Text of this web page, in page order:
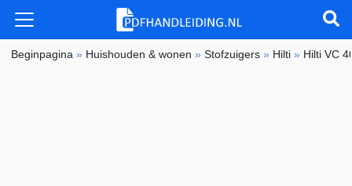
Beginpagina » Huishouden & wonen »Stofzuigers » Hilti » Hilti VC